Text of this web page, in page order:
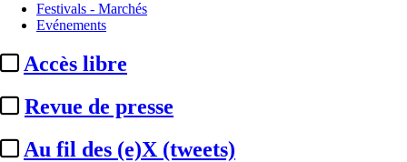
Festivals - Marchés
Evénements
Accès libre
Revue de presse
Au fil des (e)X (tweets)
NATPE :
Midem) directeur général et
directeur ...
Actualité n° 136565|Publié le 10 août 2015 16:00